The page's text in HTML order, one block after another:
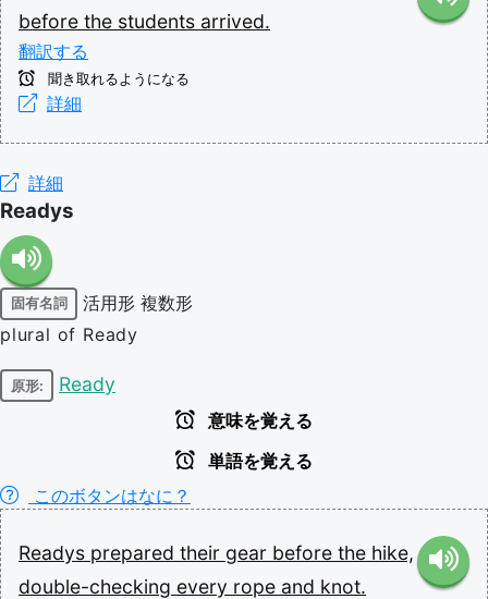
before the students arrived.
翻訳する
聞き取れるようになる
詳細
詳細
Readys
固有名詞 活用形 複数形
plural of Ready
原形: Ready
意味を覚える
単語を覚える
このボタンはなに？
Readys prepared their gear before the hike,
double-checking every rope and knot.